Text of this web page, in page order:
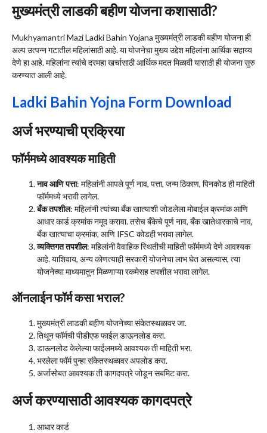
मुख्यमंत्री लाडकी बहीण योजना कशासाठी?
Mukhyamantri Mazi Ladki Bahin Yojana मुख्यमंत्री लाडकी बहीण योजना ही
अल्प उत्पन्न गटातील महिलांसाठी आहे. या योजनेचा मुख्य उद्देश महिलांना आर्थिक सहाय्य
देणे हा आहे. महिलांना त्यांचे दरमहा खर्चासाठी आर्थिक मदत मिळावी यासाठी ही योजना सुरु
करण्यात आली आहे.
Ladki Bahin Yojna Form Download
अर्ज भरण्याची प्रक्रिया
फॉर्ममध्ये आवश्यक माहिती
नाव आणि पत्ता: महिलांनी आपले पूर्ण नाव, पत्ता, जन्म ठिकाण, पिनकोड ही माहिती
फॉर्ममध्ये भरावी लागेल.
बँक तपशील: महिलांनी त्यांच्या बँक खात्याशी जोडलेला मोबाईल क्रमांक आणि
आधार कार्ड क्रमांक नमूद करावा. तसेच बँकेचे पूर्ण नाव, बँक खातेधारकाचे नाव,
बँक खात्याचा क्रमांक, आणि IFSC कोडही भरावा लागेल.
व्यक्तिगत तपशील: महिलांनी वैवाहिक स्थितीची माहिती फॉर्ममध्ये देणे आवश्यक
आहे. याशिवाय, अन्य कोणत्याही सरकारी योजनेचा लाभ घेत असल्यास, त्या
योजनेच्या माध्यमातून मिळणाऱ्या रकमेसह तपशील भरावा लागेल.
ऑनलाईन फॉर्म कसा भराल?
मुख्यमंत्री लाडकी बहीण योजनेच्या संकेतस्थळावर जा.
तिथून फॉर्मची पीडीएफ फाईल डाऊनलोड करा.
डाऊनलोड केलेल्या फाईलमध्ये आवश्यक ती माहिती भरा.
भरलेला फॉर्म पुन्हा संकेतस्थळावर अपलोड करा.
अर्जासोबत आवश्यक ती कागदपत्रे जोडून सबमिट करा.
अर्ज करण्यासाठी आवश्यक कागदपत्रे
आधार कार्ड